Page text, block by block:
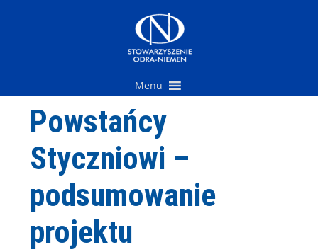
Menu
Powstańcy
Styczniowi –
podsumowanie
projektu